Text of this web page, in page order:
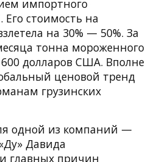
импортного
стоимость на
на 30% — 50%. За
тонна мороженного
долларов США. Вполне
ценовой тренд
грузинских
одной из компаний —
Давида
главных причин